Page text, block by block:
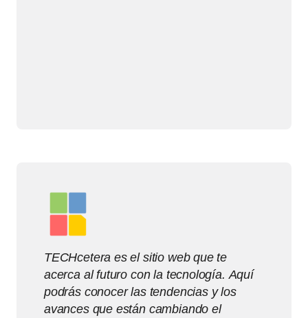
TECHcetera es el sitio web que te
acerca al futuro con la tecnología. Aquí
podrás conocer las tendencias y los
avances que están cambiando el